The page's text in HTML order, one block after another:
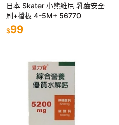
日本 Skater 小熊維尼 乳齒安全
刷+擋板 4-5M+ 56770
$99